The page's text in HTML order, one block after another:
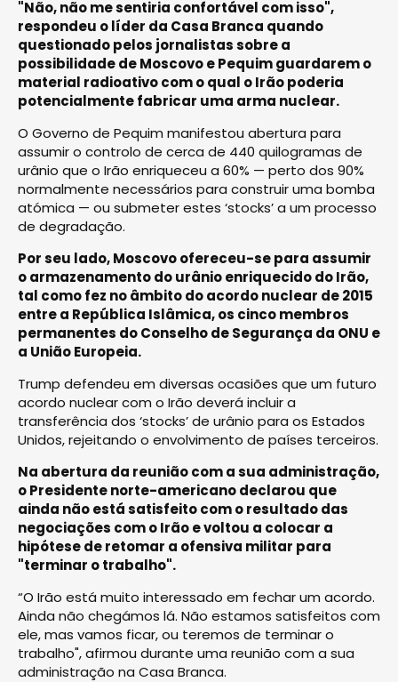
"Não, não me sentiria confortável com isso",
respondeu o líder da Casa Branca quando
questionado pelos jornalistas sobre a
possibilidade de Moscovo e Pequim guardarem o
material radioativo com o qual o Irão poderia
potencialmente fabricar uma arma nuclear.
O Governo de Pequim manifestou abertura para
assumir o controlo de cerca de 440 quilogramas de
urânio que o Irão enriqueceu a 60% — perto dos 90%
normalmente necessários para construir uma bomba
atómica — ou submeter estes ‘stocks’ a um processo
de degradação.
Por seu lado, Moscovo ofereceu-se para assumir
o armazenamento do urânio enriquecido do Irão,
tal como fez no âmbito do acordo nuclear de 2015
entre a República Islâmica, os cinco membros
permanentes do Conselho de Segurança da ONU e
a União Europeia.
Trump defendeu em diversas ocasiões que um futuro
acordo nuclear com o Irão deverá incluir a
transferência dos ‘stocks’ de urânio para os Estados
Unidos, rejeitando o envolvimento de países terceiros.
Na abertura da reunião com a sua administração,
o Presidente norte-americano declarou que
ainda não está satisfeito com o resultado das
negociações com o Irão e voltou a colocar a
hipótese de retomar a ofensiva militar para
"terminar o trabalho".
“O Irão está muito interessado em fechar um acordo.
Ainda não chegámos lá. Não estamos satisfeitos com
ele, mas vamos ficar, ou teremos de terminar o
trabalho", afirmou durante uma reunião com a sua
administração na Casa Branca.